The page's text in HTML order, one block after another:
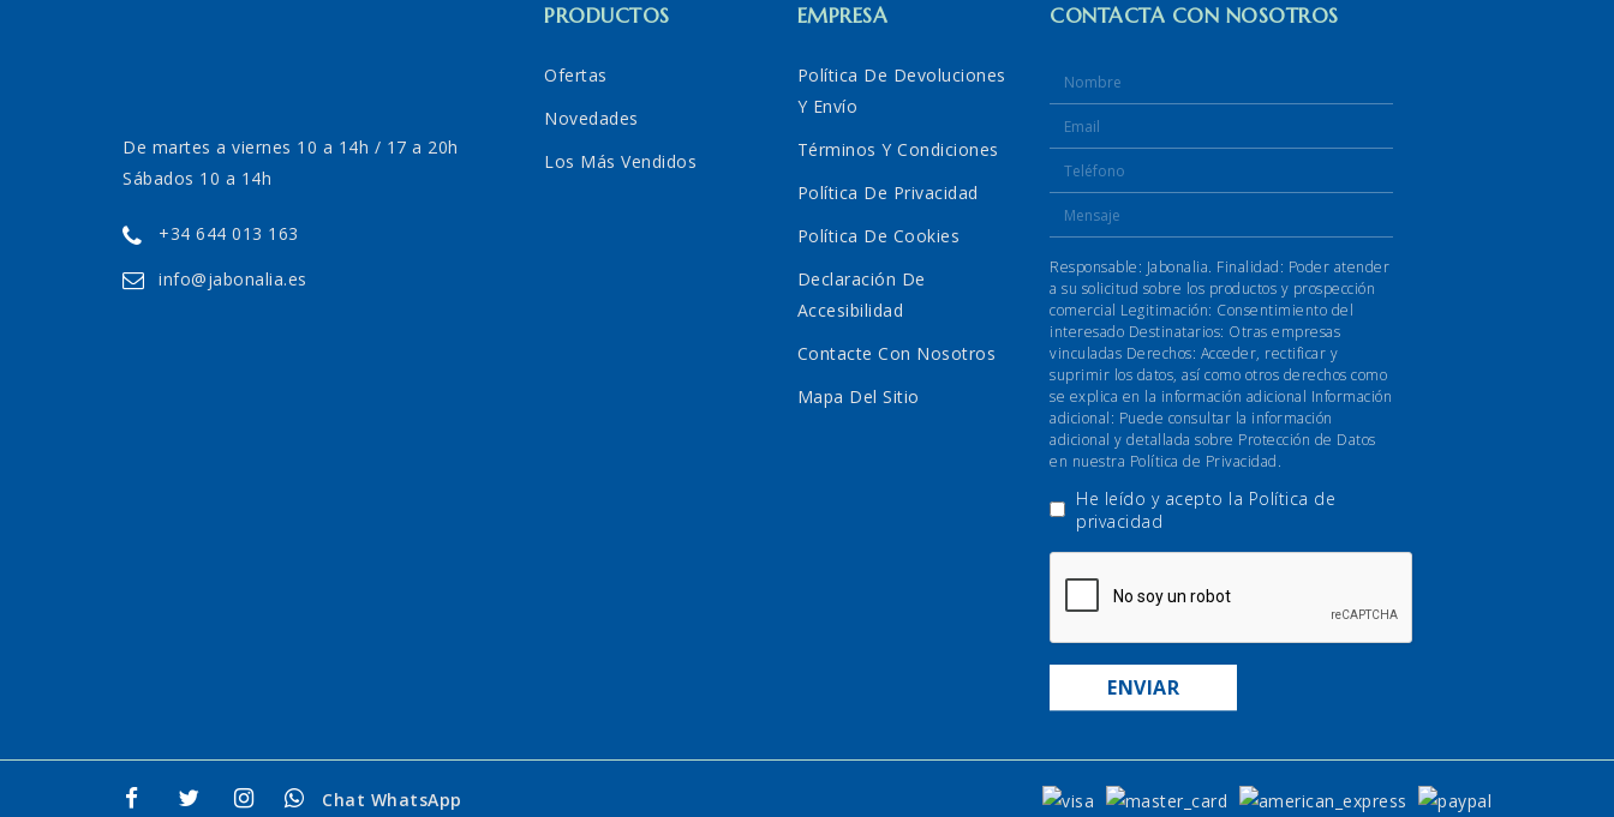
De martes a viernes 10 a 14h / 17 a 20h
Sábados 10 a 14h
+34 644 013 163
info@jabonalia.es
PRODUCTOS
Ofertas
Novedades
Los Más Vendidos
EMPRESA
Política De Devoluciones
Y Envío
Términos Y Condiciones
Política De Privacidad
Política De Cookies
Declaración De
Accesibilidad
Contacte Con Nosotros
Mapa Del Sitio
CONTACTA CON NOSOTROS
Responsable: Jabonalia. Finalidad: Poder atender
a su solicitud sobre los productos y prospección
comercial Legitimación: Consentimiento del
interesado Destinatarios: Otras empresas
vinculadas Derechos: Acceder, rectificar y
suprimir los datos, así como otros derechos como
se explica en la información adicional Información
adicional: Puede consultar la información
adicional y detallada sobre Protección de Datos
en nuestra Política de Privacidad.
He leído y acepto la Política de
privacidad
Chat WhatsApp